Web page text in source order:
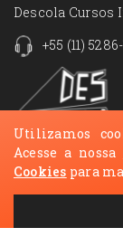
Descola Cursos
+55 (11)
NAVEGUE
Contato
Utilizamos
Acesse a nossa
Cookies para